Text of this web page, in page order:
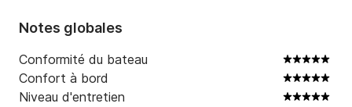
Notes globales
Conformité du bateau
Confort à bord
Niveau d'entretien